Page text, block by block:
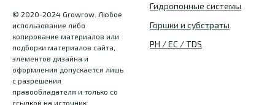
© 2020-2024 Growrow. Любое
использование либо
копирование материалов или
подборки материалов сайта,
элементов дизайна и
оформления допускается лишь
с разрешения
правообладателя и только со
ссылкой на источник:
Гидропонные системы
Горшки и субстраты
PH / EC / TDS